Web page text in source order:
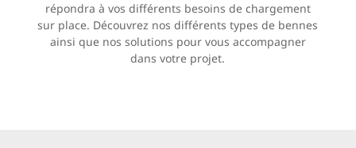
répondra à vos différents besoins de chargement
sur place. Découvrez nos différents types de bennes
ainsi que nos solutions pourvous accompagner
dans votre projet.